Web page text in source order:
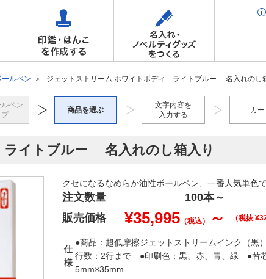
ルペン ジェットストリーム ホワイトボディ ライトブルー 名入れのし
ペン
プ
商品を選ぶ
文字内容を
入力する
カ
イトブルー 名入れのし箱入り
クセになるなめらか油性ボールペン、一番人気単色
注文数量 100本～
販売価格
¥35,995 （税込） ～ （税抜 ¥
仕
様
●商品：超低摩擦ジェットストリームインク（黒
行数：2行まで ●印刷色：黒、赤、青、緑 ●替
5mm×35mm